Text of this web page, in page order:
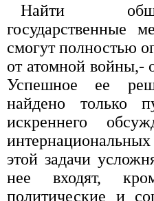
Найти
государственные
смогут полностью
от атомной войны,-
Успешное ее
найдено только
искреннего
этой задачи
нее входят,
политические и